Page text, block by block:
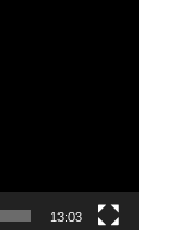
13:03